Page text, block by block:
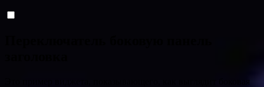
Это пример виджета, показывающего, как выглядит боковая